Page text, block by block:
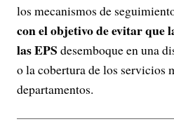
los mecanismos de
con el objetivo de evitar que
las EPS desemboque en una
o la cobertura de los servicios
departamentos.